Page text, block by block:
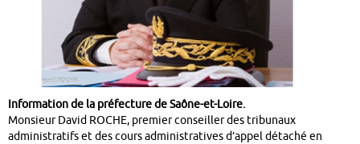
Information de la préfecture de Saône-et-Loire.
Monsieur David ROCHE, premier conseiller des tribunaux
administratifs et des cours administratives d’appel détaché en